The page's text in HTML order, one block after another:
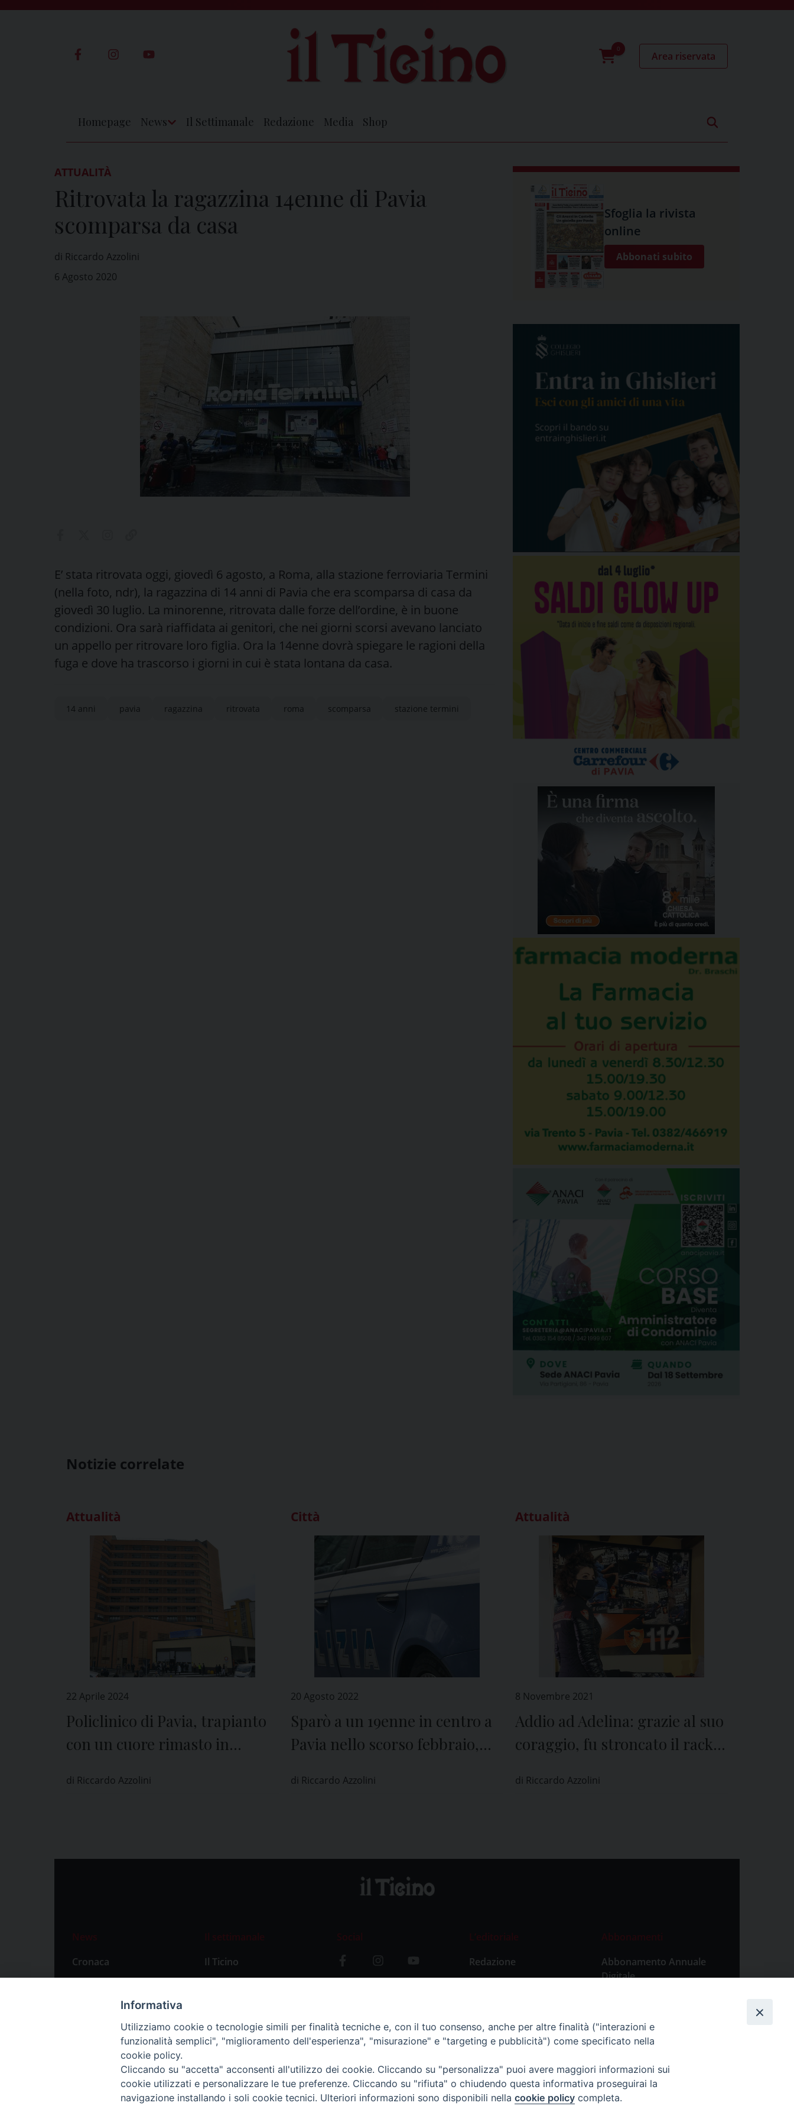
0
Area riservata
Homepage News Il Settimanale Redazione Media Shop
ATTUALITÀ
Ritrovata la ragazzina 14enne di Pavia
scomparsa da casa
di Riccardo Azzolini
6 Agosto 2020
E’ stata ritrovata oggi, giovedì 6 agosto, a Roma, alla stazione ferroviaria Termini
(nella foto, ndr), la ragazzina di 14 anni di Pavia che era scomparsa di casa da
giovedì 30 luglio. La minorenne, ritrovata dalle forze dell’ordine, è in buone
condizioni. Ora sarà riaffidata ai genitori, che nei giorni scorsi avevano lanciato
un appello per ritrovare loro figlia. Ora la 14enne dovrà spiegare le ragioni della
fuga e dove ha trascorso i giorni in cui è stata lontana da casa.
14 anni pavia ragazzina ritrovata roma scomparsa stazione termini
Sfoglia la rivista
online
Abbonati subito
Notizie correlate
Attualità
22 Aprile 2024
Policlinico di Pavia, trapianto
con un cuore rimasto in
di Riccardo Azzolini
Città
20 Agosto 2022
Sparò a un 19enne in centro a
Pavia nello scorso febbraio,
di Riccardo Azzolini
Attualità
8 Novembre 2021
Addio ad Adelina: grazie al suo
coraggio, fu stroncato il racket
di Riccardo Azzolini
News
Cronaca
Attualità
Primo Piano
Il settimanale
Il Ticino
Abbonamenti
Social
L’editoriale
Redazione
Storia
Abbonamenti
Abbonamento Annuale
Digitale
Abbonamento Singola
Copia Digitale
Informativa
Utilizziamo cookie o tecnologie simili per finalità tecniche e, con il tuo consenso, anche per altre finalità ("interazioni e
funzionalità semplici", "miglioramento dell'esperienza", "misurazione" e "targeting e pubblicità") come specificato nella
cookie policy.
Cliccando su "accetta" acconsenti all'utilizzo dei cookie. Cliccando su "personalizza" puoi avere maggiori informazioni sui
cookie utilizzati e personalizzare le tue preferenze. Cliccando su "rifiuta" o chiudendo questa informativa proseguirai la
navigazione installando i soli cookie tecnici. Ulteriori informazioni sono disponibili nella cookie policy completa.